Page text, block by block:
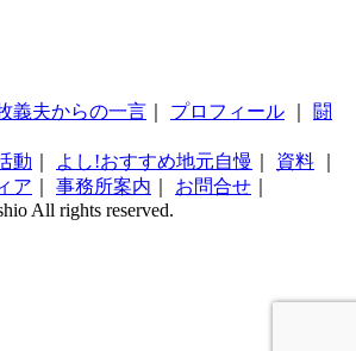
義夫からの一言 プロフィール
闘
動 よし!おすすめ地元自慢 資料
ア 事務所案内 お問合せ
All rights reserved.